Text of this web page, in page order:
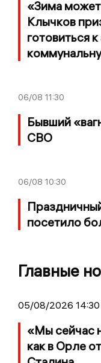
«Зима
Клычков
готовиться
06/08 11:30
Бывший
СВО
06/08 10:30
посетило
Главные
05/08/2026 14:30
«Мы сейчас
как в Орле